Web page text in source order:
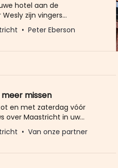
hotel aan de
zijn vingers
,moet het mooiste
worden. Grote onzin
rond. Waarom laat
Peter Eberson
missen
en met zaterdag vóór
over Maastricht in uw
aan voor de nieuwbrief van
trouwe lezers gingen
Van onze partner